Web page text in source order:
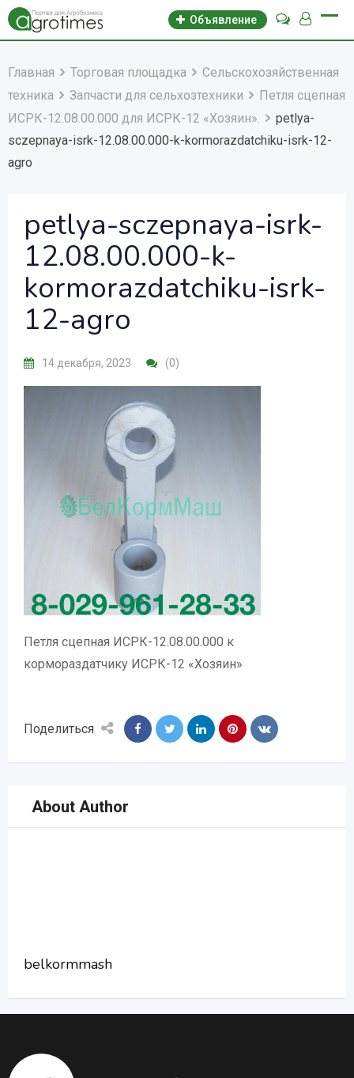
Объявление
Главная Торговая площадка
Сельскохозяйственная
техника
Запчасти для сельхозтехники
Петля сцепная
ИСРК-12.08.00.000 для ИСРК-12 «Хозяин».
petlya-
sczepnaya-isrk-12.08.00.000-k-kormorazdatchiku-isrk-12-
agro
petlya-sczepnaya-isrk-
12.08.00.000-k-
kormorazdatchiku-isrk-
12-agro
14 декабря, 2023 (0)
Петля сцепная ИСРК-12.08.00.000 к
кормораздатчику ИСРК-12 «Хозяин»
Поделиться
About Author
belkormmash